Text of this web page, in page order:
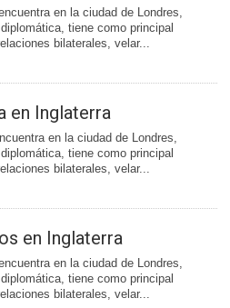
en la ciudad de Londres,
tiene como principal
bilaterales, velar...
en Inglaterra
en la ciudad de Londres,
tiene como principal
bilaterales, velar...
en Inglaterra
en la ciudad de Londres,
tiene como principal
bilaterales, velar...